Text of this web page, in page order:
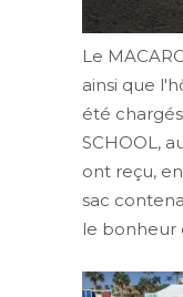
Le
ainsi que
été
SCHOOL,
ont reçu,
sac
le bonheur